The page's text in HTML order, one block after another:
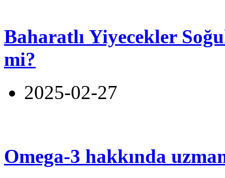
Baharatlı Yiyecekler
mi?
2025-02-27
Omega-3 hakkında